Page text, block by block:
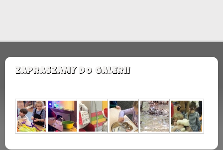
ZAPRASZAMY DO GALERII